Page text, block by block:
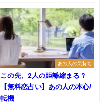
あの人の気持ち
この先、2人の距離縮まる？
【無料恋占い】あの人の本心/
転機